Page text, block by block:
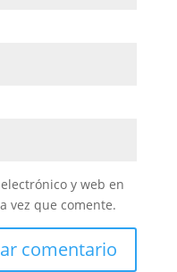
y web en
vez que comente.